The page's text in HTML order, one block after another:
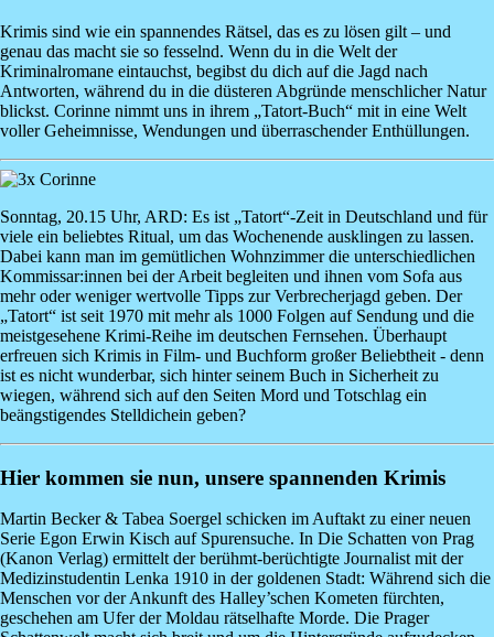
Krimis sind wie ein spannendes Rätsel, das es zu lösen gilt – und
genau das macht sie so fesselnd. Wenn du in die Welt der
Kriminalromane eintauchst, begibst du dich auf die Jagd nach
Antworten, während du in die düsteren Abgründe menschlicher Natur
blickst. Corinne nimmt uns in ihrem „Tatort-Buch“ mit in eine Welt
voller Geheimnisse, Wendungen und überraschender Enthüllungen.
Image
Sonntag, 20.15 Uhr, ARD: Es ist „Tatort“-Zeit in Deutschland und für
viele ein beliebtes Ritual, um das Wochenende ausklingen zu lassen.
Dabei kann man im gemütlichen Wohnzimmer die unterschiedlichen
Kommissar:innen bei der Arbeit begleiten und ihnen vom Sofa aus
mehr oder weniger wertvolle Tipps zur Verbrecherjagd geben. Der
„Tatort“ ist seit 1970 mit mehr als 1000 Folgen auf Sendung und die
meistgesehene Krimi-Reihe im deutschen Fernsehen. Überhaupt
erfreuen sich Krimis in Film- und Buchform großer Beliebtheit - denn
ist es nicht wunderbar, sich hinter seinem Buch in Sicherheit zu
wiegen, während sich auf den Seiten Mord und Totschlag ein
beängstigendes Stelldichein geben?
Hier kommen sie nun, unsere spannenden Krimis
Martin Becker & Tabea Soergel schicken im Auftakt zu einer neuen
Serie Egon Erwin Kisch auf Spurensuche. In Die Schatten von Prag
(Kanon Verlag) ermittelt der berühmt-berüchtigte Journalist mit der
Medizinstudentin Lenka 1910 in der goldenen Stadt: Während sich die
Menschen vor der Ankunft des Halley’schen Kometen fürchten,
geschehen am Ufer der Moldau rätselhafte Morde. Die Prager